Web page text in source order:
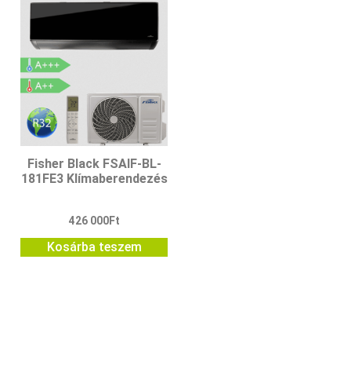
Fisher Black FSAIF-BL-
181FE3 Klímaberendezés
426 000Ft
Kosárba teszem